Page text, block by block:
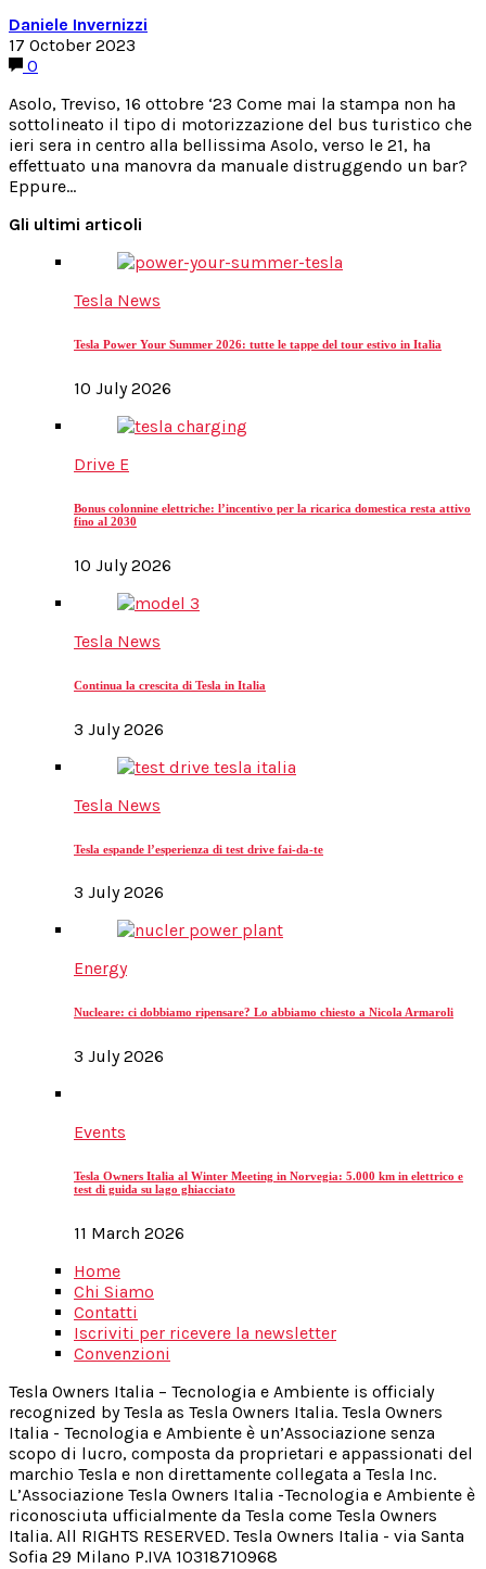
Daniele Invernizzi
17 October 2023
0
Asolo, Treviso, 16 ottobre ‘23 Come mai la stampa non ha
sottolineato il tipo di motorizzazione del bus turistico che
ieri sera in centro alla bellissima Asolo, verso le 21, ha
effettuato una manovra da manuale distruggendo un bar?
Eppure…
Gli ultimi articoli
Tesla News
Tesla Power Your Summer 2026: tutte le tappe del tour estivo in Italia
10 July 2026
Drive E
Bonus colonnine elettriche: l’incentivo per la ricarica domestica resta attivo
fino al 2030
10 July 2026
Tesla News
Continua la crescita di Tesla in Italia
3 July 2026
Tesla News
Tesla espande l’esperienza di test drive fai-da-te
3 July 2026
Energy
Nucleare: ci dobbiamo ripensare? Lo abbiamo chiesto a Nicola Armaroli
3 July 2026
Events
Tesla Owners Italia al Winter Meeting in Norvegia: 5.000 km in elettrico e
test di guida su lago ghiacciato
11 March 2026
Home
Chi Siamo
Contatti
Iscriviti per ricevere la newsletter
Convenzioni
Tesla Owners Italia – Tecnologia e Ambiente is officialy
recognized by Tesla as Tesla Owners Italia. Tesla Owners
Italia - Tecnologia e Ambiente è un’Associazione senza
scopo di lucro, composta da proprietari e appassionati del
marchio Tesla e non direttamente collegata a Tesla Inc.
L’Associazione Tesla Owners Italia -Tecnologia e Ambiente è
riconosciuta ufficialmente da Tesla come Tesla Owners
Italia. All RIGHTS RESERVED. Tesla Owners Italia - via Santa
Sofia 29 Milano P.IVA 10318710968